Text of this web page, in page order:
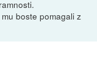
boste pomagali z